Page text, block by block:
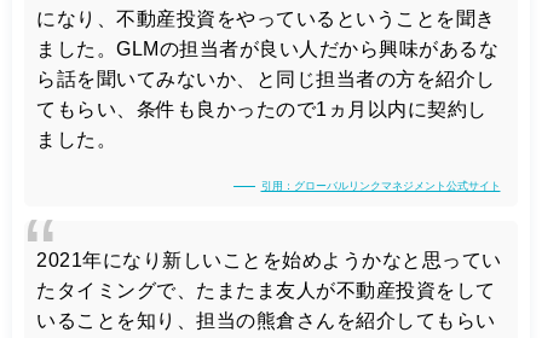
になり、不動産投資をやっているということを聞き
ました。GLMの担当者が良い人だから興味があるな
ら話を聞いてみないか、と同じ担当者の方を紹介し
てもらい、条件も良かったので1ヵ月以内に契約し
ました。
引用：グローバルリンクマネジメント公式サイト
2021年になり新しいことを始めようかなと思ってい
たタイミングで、たまたま友人が不動産投資をして
いることを知り、担当の熊倉さんを紹介してもらい